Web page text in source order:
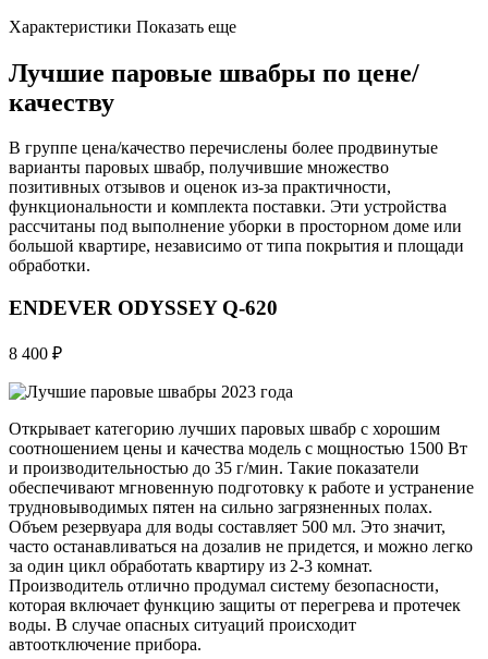
Характеристики Показать еще
Лучшие паровые швабры по цене/
качеству
В группе цена/качество перечислены более продвинутые
варианты паровых швабр, получившие множество
позитивных отзывов и оценок из-за практичности,
функциональности и комплекта поставки. Эти устройства
рассчитаны под выполнение уборки в просторном доме или
большой квартире, независимо от типа покрытия и площади
обработки.
ENDEVER ODYSSEY Q-620
8 400 ₽
Открывает категорию лучших паровых швабр с хорошим
соотношением цены и качества модель с мощностью 1500 Вт
и производительностью до 35 г/мин. Такие показатели
обеспечивают мгновенную подготовку к работе и устранение
трудновыводимых пятен на сильно загрязненных полах.
Объем резервуара для воды составляет 500 мл. Это значит,
часто останавливаться на дозалив не придется, и можно легко
за один цикл обработать квартиру из 2-3 комнат.
Производитель отлично продумал систему безопасности,
которая включает функцию защиты от перегрева и протечек
воды. В случае опасных ситуаций происходит
автоотключение прибора.